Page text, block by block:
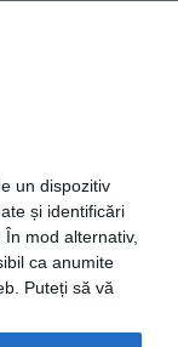
un dispozitiv
și identificări
mod alternativ,
ca anumite
Puteți să vă